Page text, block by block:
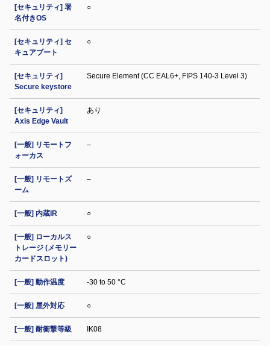
[セキュリティ] 署
名付きOS
○
[セキュリティ] セ
キュアブート
○
[セキュリティ]
Secure keystore
Secure Element (CC EAL6+, FIPS 140-3 Level 3)
[セキュリティ]
Axis Edge Vault
あり
[一般] リモートフ
ォーカス
–
[一般] リモートズ
ーム
–
[一般] 内蔵IR ○
[一般] ローカルス
トレージ (メモリー
カードスロット)
○
[一般] 動作温度 -30 to 50 °C
[一般] 屋外対応 ○
[一般] 耐衝撃等級 IK08